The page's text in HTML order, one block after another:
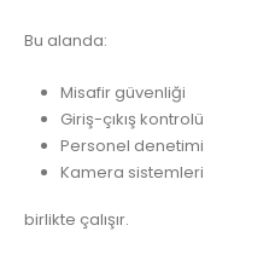
Bu alanda:
Misafir güvenliği
Giriş-çıkış kontrolü
Personel denetimi
Kamera sistemleri
birlikte çalışır.